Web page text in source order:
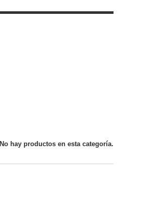
No hay productos en esta categoría.